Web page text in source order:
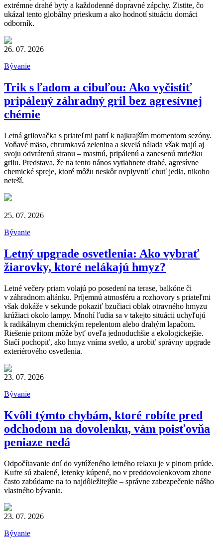
extrémne drahé byty a každodenné dopravné zápchy. Zistite, čo
ukázal tento globálny prieskum a ako hodnotí situáciu domáci
odborník.
26. 07. 2026
Bývanie
Trik s ľadom a cibuľou: Ako vyčistiť
pripálený záhradný gril bez agresívnej
chémie
Letná grilovačka s priateľmi patrí k najkrajším momentom sezóny.
Voňavé mäso, chrumkavá zelenina a skvelá nálada však majú aj
svoju odvrátenú stranu – mastnú, pripálenú a zanesenú mriežku
grilu. Predstava, že na tento nános vytiahnete drahé, agresívne
chemické spreje, ktoré môžu neskôr ovplyvniť chuť jedla, nikoho
neteší.
25. 07. 2026
Bývanie
Letný upgrade osvetlenia: Ako vybrať
žiarovky, ktoré nelákajú hmyz?
Letné večery priam volajú po posedení na terase, balkóne či
v záhradnom altánku. Príjemnú atmosféru a rozhovory s priateľmi
však dokáže v sekunde pokaziť bzučiaci oblak otravného hmyzu
krúžiaci okolo lampy. Mnohí ľudia sa v takejto situácii uchyľujú
k radikálnym chemickým repelentom alebo drahým lapačom.
Riešenie pritom môže byť oveľa jednoduchšie a ekologickejšie.
Stačí pochopiť, ako hmyz vníma svetlo, a urobiť správny upgrade
exteriérového osvetlenia.
23. 07. 2026
Bývanie
Kvôli týmto chybám, ktoré robíte pred
odchodom na dovolenku, vám poisťovňa
peniaze nedá
Odpočítavanie dní do vytúženého letného relaxu je v plnom prúde.
Kufre sú zbalené, letenky kúpené, no v preddovolenkovom zhone
často zabúdame na to najdôležitejšie – správne zabezpečenie nášho
vlastného bývania.
23. 07. 2026
Bývanie